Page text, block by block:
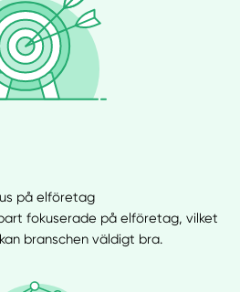
på elföretag
fokuserade på elföretag, vilket
branschen väldigt bra.